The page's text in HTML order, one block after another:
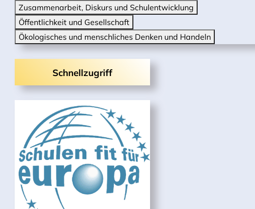
Zusammenarbeit, Diskurs und Schulentwicklung
Öffentlichkeit und Gesellschaft
Ökologisches und menschliches Denken und Handeln
Schnellzugriff